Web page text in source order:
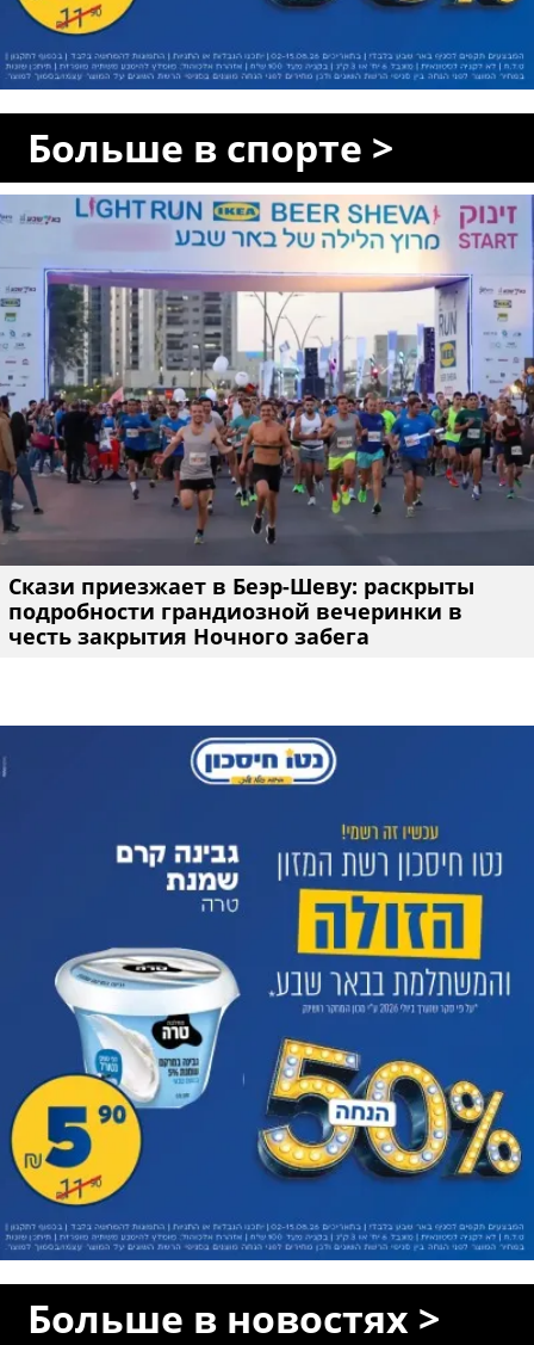
Больше в спорте >
Скази приезжает в Беэр-Шеву: раскрыты
подробности грандиозной вечеринки в
честь закрытия Ночного забега
Больше в новостях >